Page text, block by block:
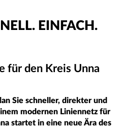
EINFACH.
für den Kreis Unna
Sie schneller, direkter und
modernen Liniennetz für
startet in eine neue Ära des